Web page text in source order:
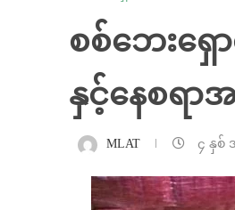
စစ်ဘေးရှေ
နှင့်နေစရာ
MLAT ၄ နှစ်